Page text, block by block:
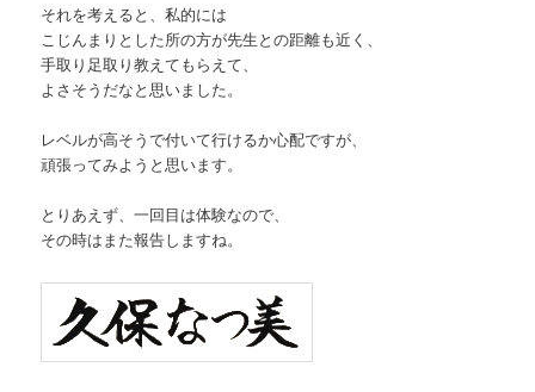
それを考えると、私的には
こじんまりとした所の方が先生との距離も近く、
手取り足取り教えてもらえて、
よさそうだなと思いました。
レベルが高そうで付いて行けるか心配ですが、
頑張ってみようと思います。
とりあえず、一回目は体験なので、
その時はまた報告しますね。